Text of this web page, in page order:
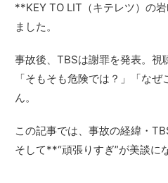
**KEY TO LIT（キテレツ）の
ました。
事故後、TBSは謝罪を発表。視
「そもそも危険では？」「な
ん。
この記事では、事故の経緯・
そして**“頑張りすぎ”が美談に